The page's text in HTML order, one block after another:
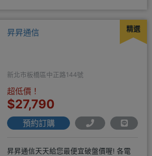
精選
昇昇通信
新北市板橋區中正路144號
超低價！
$27,790
預約訂購
昇昇通信天天給您最便宜破盤價喔! 各電